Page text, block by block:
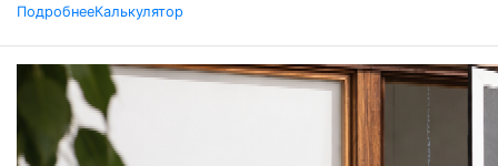
ПодробнееКалькулятор